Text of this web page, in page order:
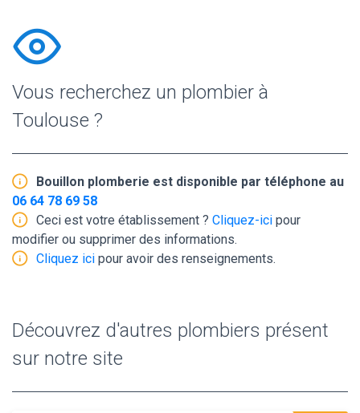
Vous recherchez un plombier à
Toulouse ?
Bouillon plomberie est disponible par téléphone au
06 64 78 69 58
Ceci est votre établissement ? Cliquez-ici pour
modifier ou supprimer des informations.
Cliquez ici pour avoir des renseignements.
Découvrez d'autres plombiers présent
sur notre site